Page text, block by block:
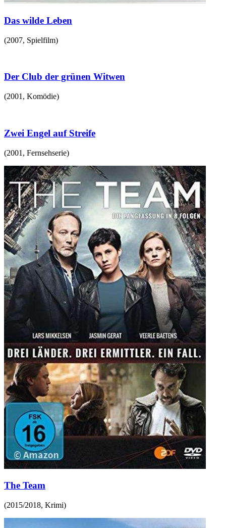
Das wilde Leben
(2007, Spielfilm)
Der Club der grünen Witwen
(2001 , Komödie)
Zwei Engel auf Streife
(2001 , Fernsehserie)
The Team
(2015/2018, Krimi)